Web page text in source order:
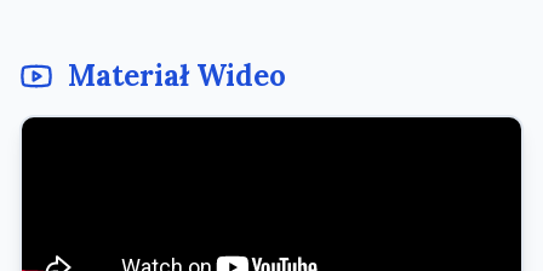
Materiał Wideo